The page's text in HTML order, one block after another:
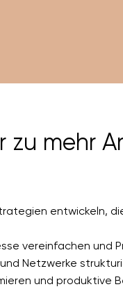
zu mehr
entwickeln,
vereinfachen und
Netzwerke
und produktive